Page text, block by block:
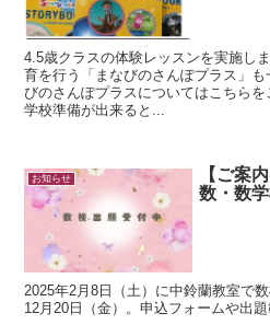
4.5歳クラスの体験レッスンを実施し
育を行う「まなびのさんぽプラス」
びのさんぽプラスについてはこちら
学校準備が出来ると...
お知らせ
【ご案
数・数
2025年2月8日（土）に中鈴蘭教室で
12月20日（金）。申込フォームや出